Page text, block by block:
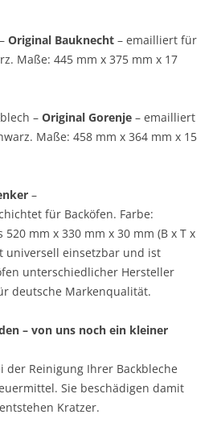
Original Bauknecht – emailliert für
Maße: 445 mm x 375 mm x 17
– Original Gorenje – emailliert
Maße: 458 mm x 364 mm x 15
–
für Backöfen. Farbe:
mm x 330 mm x 30 mm (B x T x
universell einsetzbar und ist
unterschiedlicher Hersteller
deutsche Markenqualität.
– von uns noch ein kleiner
der Reinigung Ihrer Backbleche
Sie beschädigen damit
Kratzer.